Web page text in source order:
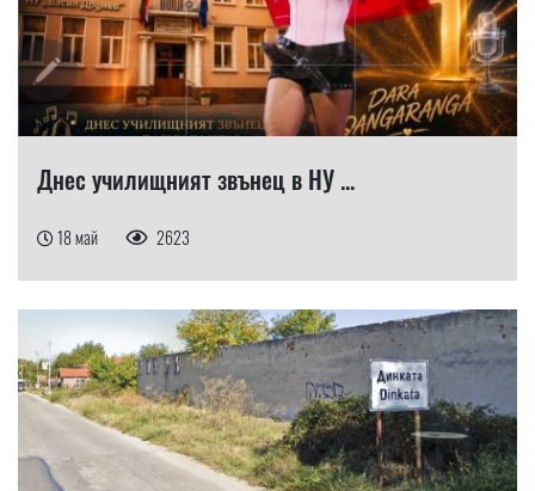
Днес училищният звънец в НУ ...
18 май 2623